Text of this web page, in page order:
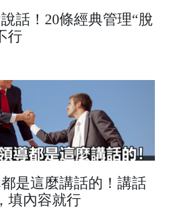
話！20條經典管理“脫
行
是這麼講話的！講話
填內容就行